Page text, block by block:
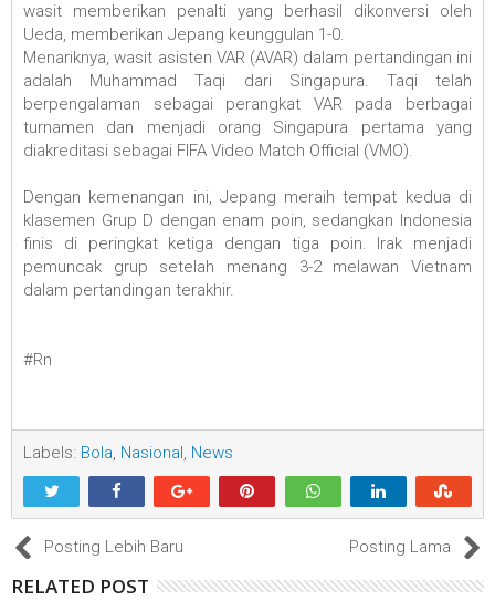
wasit memberikan penalti yang berhasil dikonversi oleh
Ueda, memberikan Jepang keunggulan 1-0.
Menariknya, wasit asisten VAR (AVAR) dalam pertandingan ini
adalah Muhammad Taqi dari Singapura. Taqi telah
berpengalaman sebagai perangkat VAR pada berbagai
turnamen dan menjadi orang Singapura pertama yang
diakreditasi sebagai FIFA Video Match Official (VMO).
Dengan kemenangan ini, Jepang meraih tempat kedua di
klasemen Grup D dengan enam poin, sedangkan Indonesia
finis di peringkat ketiga dengan tiga poin. Irak menjadi
pemuncak grup setelah menang 3-2 melawan Vietnam
dalam pertandingan terakhir.
#Rn
Labels: Bola, Nasional , News
Posting Lebih Baru Posting Lama
RELATED POST